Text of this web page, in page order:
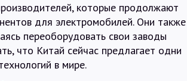
которые продолжают
для электромобилей. Они также
переоборудовать свои заводы
что Китай сейчас предлагает одни
в мире.